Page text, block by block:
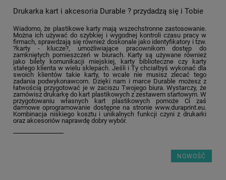
Drukarka kart i akcesoria Durable ? przydadzą się i Tobie
Wiadomo, że plastikowe karty mają wszechstronne zastosowanie.
Można ich używać do szybkiej i wygodnej kontroli czasu pracy w
firmach, sprawdzają się również doskonale jako identyfikatory i tzw.
?karty - klucze?, umożliwiające pracownikom dostęp do
zamkniętych pomieszczeń w biurach. Karty są używane również
jako bilety komunikacji miejskiej, karty biblioteczne czy karty
stałego klienta w wielu sklepach. Jeśli i Ty chciałbyś wykonać dla
swoich klientów takie karty, to wcale nie musisz zlecać tego
zadania podwykonawcom. Dzięki nam i marce Durable możesz z
łatwością przygotować je w zaciszu Twojego biura. Wystarczy, że
zamówisz drukarkę do kart plastikowych z zestawem startowym. W
przygotowaniu własnych kart plastikowych pomoże Ci zaś
darmowe oprogramowanie dostępne na stronie www.duraprint.eu.
Kombinacja niskiego kosztu i unikalnych funkcji czyni z drukarki
oraz akcesoriów naprawdę dobry wybór.
NOWOŚĆ